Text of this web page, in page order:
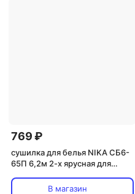
769 ₽
сушилка для белья NIKA СБ6-
65П 6,2м 2-х ярусная для
термост.пластик
В магазин